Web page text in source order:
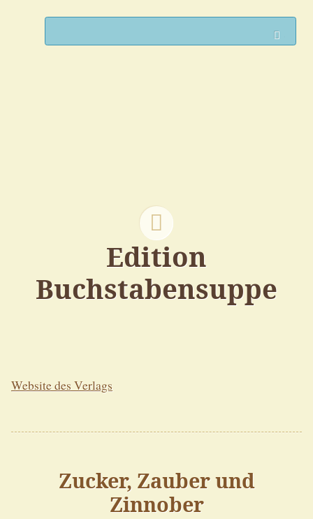
Edition
Buchstabensuppe
Website des Verlags
Zucker, Zauber und
Zinnober